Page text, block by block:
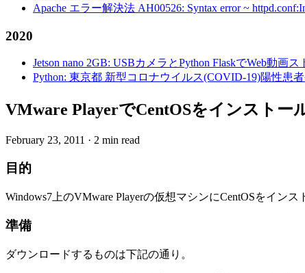
Apache エラー解決法 AH00526: Syntax error ~
2020
Jetson nano 2GB: USBカメラとPython FlaskでWeb動画
Python: 東京都 新型コロナウイルス(COVID-19)陽性患
VMware PlayerでCentOSをインストー
February 23, 2011 · 2 min read
目的
Windows7上のVMware Playerの仮想マシンにCentOSをインス
準備
ダウンロードするものは下記の通り。